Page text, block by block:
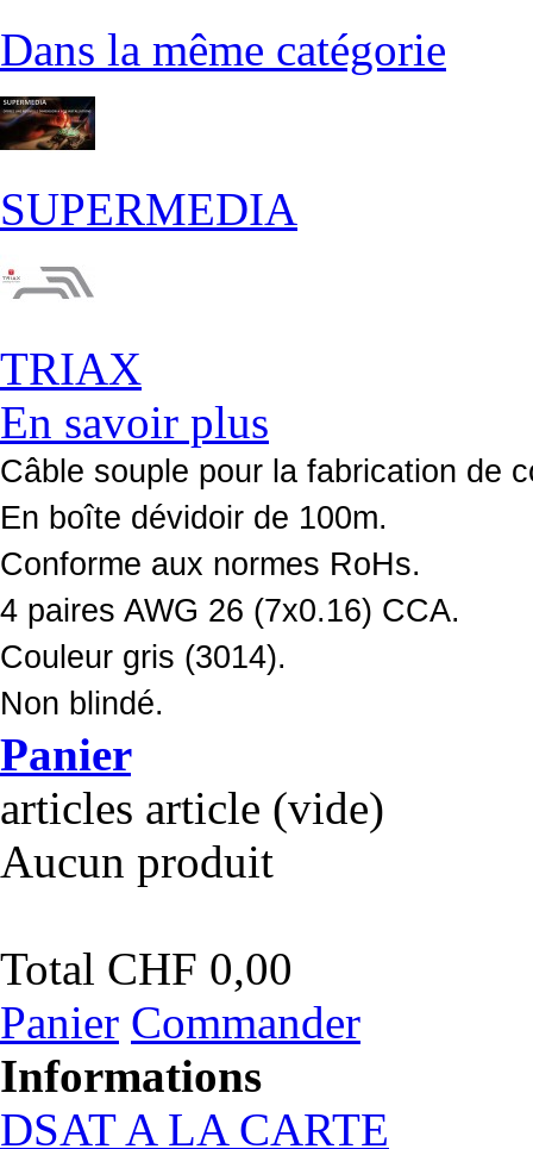
Dans la même catégorie
SUPERMEDIA
TRIAX
En savoir plus
Câble souple pour la fabrication de
En boîte dévidoir de 100m.
Conforme aux normes RoHs.
4 paires AWG 26 (7x0.16) CCA.
Couleur gris (3014).
Non blindé.
Panier
articles article (vide)
Aucun produit
Total CHF 0,00
Panier Commander
Informations
DSAT A LA CARTE